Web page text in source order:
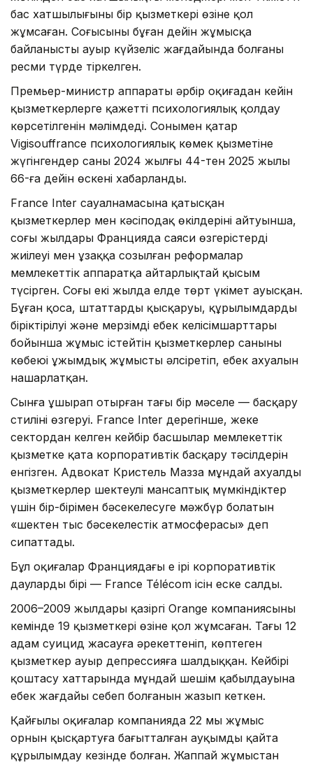
бас хатшылығының бір қызметкері өзіне қол
жұмсаған. Соңғысының бұған дейін жұмысқа
байланысты ауыр күйзеліс жағдайында болғаны
ресми түрде тіркелген.
Премьер-министр аппараты әрбір оқиғадан кейін
қызметкерлерге қажетті психологиялық қолдау
көрсетілгенін мәлімдеді. Сонымен қатар
Vigisouffrance психологиялық көмек қызметіне
жүгінгендер саны 2024 жылғы 44-тен 2025 жылы
66-ға дейін өскені хабарланды.
France Inter сауалнамасына қатысқан
қызметкерлер мен кәсіподақ өкілдерінің айтуынша,
соңғы жылдары Францияда саяси өзгерістердің
жиілеуі мен ұзаққа созылған реформалар
мемлекеттік аппаратқа айтарлықтай қысым
түсірген. Соңғы екі жылда елде төрт үкімет ауысқан.
Бұған қоса, штаттардың қысқаруы, құрылымдардың
біріктірілуі және мерзімді еңбек келісімшарттары
бойынша жұмыс істейтін қызметкерлер санының
көбеюі ұжымдық жұмысты әлсіретіп, еңбек ахуалын
нашарлатқан.
Сынға ұшырап отырған тағы бір мәселе — басқару
стилінің өзгеруі. France Inter дерегінше, жеке
сектордан келген кейбір басшылар мемлекеттік
қызметке қатаң корпоративтік басқару тәсілдерін
енгізген. Адвокат Кристель Мазза мұндай ахуалды
қызметкерлер шектеулі мансаптық мүмкіндіктер
үшін бір-бірімен бәсекелесуге мәжбүр болатын
«шектен тыс бәсекелестік атмосферасы» деп
сипаттады.
Бұл оқиғалар Франциядағы ең ірі корпоративтік
даулардың бірі — France Télécom ісін еске салды.
2006–2009 жылдары қазіргі Orange компаниясының
кемінде 19 қызметкері өзіне қол жұмсаған. Тағы 12
адам суицид жасауға әрекеттеніп, көптеген
қызметкер ауыр депрессияға шалдыққан. Кейбірі
қоштасу хаттарында мұндай шешім қабылдауына
еңбек жағдайы себеп болғанын жазып кеткен.
Қайғылы оқиғалар компанияда 22 мың жұмыс
орнын қысқартуға бағытталған ауқымды қайта
құрылымдау кезінде болған. Жаппай жұмыстан